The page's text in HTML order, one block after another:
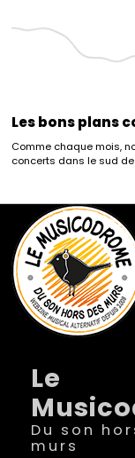
Les bons plans
Comme chaque mois,
concerts dans le sud de
Le
Du son
murs